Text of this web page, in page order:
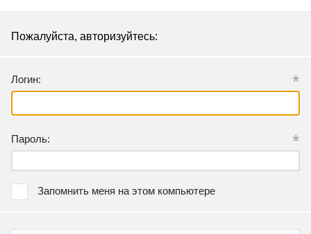
Пожалуйста, авторизуйтесь:
Логин: *
Пароль: *
Запомнить меня на этом компьютере